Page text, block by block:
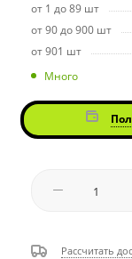
от 1 до 89 шт
от 90 до 900 шт
от 901 шт
Много
Рассчитать